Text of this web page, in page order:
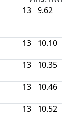
13 9.62
13 10.10
13 10.35
13 10.46
13 10.52